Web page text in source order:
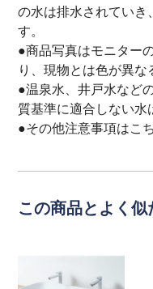
の水は排水されていき
す。
●商品写真はモニター
り、現物とは色が異な
●温泉水、井戸水など
質基準に適合しない水
●その他注意事項はこ
この商品とよく似